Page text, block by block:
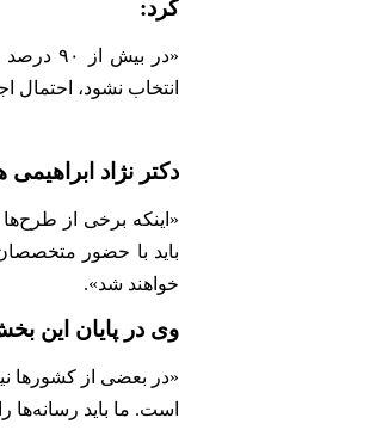
کرد:
«در بیش از ۹۰ درصد
انتخاب نشود، احتمال
دکتر نژاد
«اینکه برخی از
باید با حضور
خواهند شد».
وی در پایان این
«در بعضی از کشورها
است. ما باید